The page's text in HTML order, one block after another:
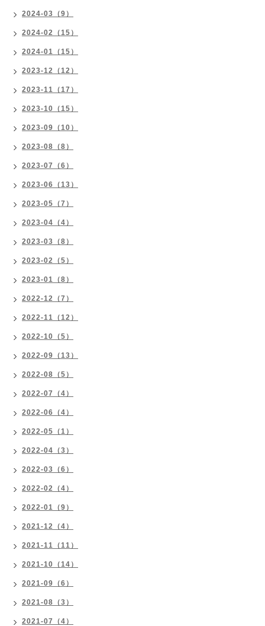
2024-03（9）
2024-02（15）
2024-01（15）
2023-12（12）
2023-11（17）
2023-10（15）
2023-09（10）
2023-08（8）
2023-07（6）
2023-06（13）
2023-05（7）
2023-04（4）
2023-03（8）
2023-02（5）
2023-01（8）
2022-12（7）
2022-11（12）
2022-10（5）
2022-09（13）
2022-08（5）
2022-07（4）
2022-06（4）
2022-05（1）
2022-04（3）
2022-03（6）
2022-02（4）
2022-01（9）
2021-12（4）
2021-11（11）
2021-10（14）
2021-09（6）
2021-08（3）
2021-07（4）